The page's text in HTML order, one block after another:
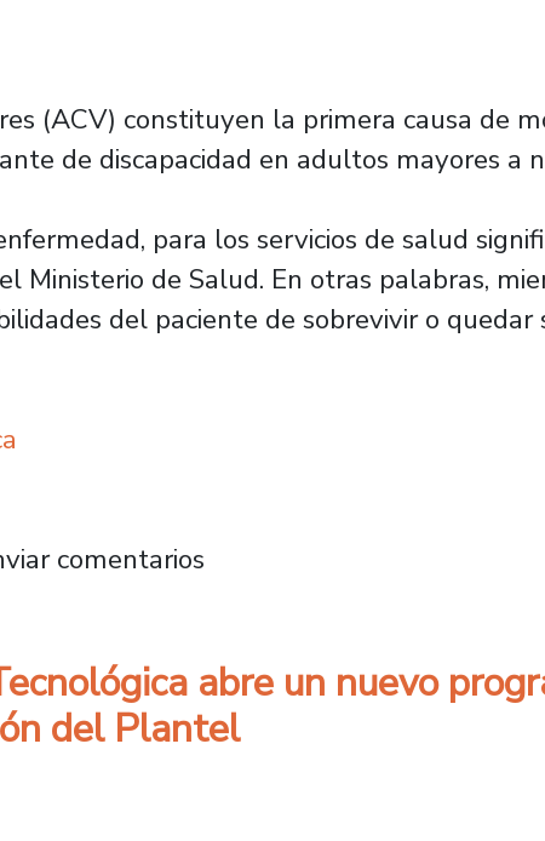
(ACV) constituyen la primera causa de
de discapacidad en adultos mayores a
para los servicios de salud
Ministerio de Salud. En otras palabras,
del paciente de sobrevivir o quedar
protocolo en hospitales públicos
comentarios
abre un nuevo
del Plantel